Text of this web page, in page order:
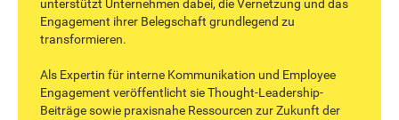
unterstützt Unternehmen dabei, die Vernetzung und das
Engagement ihrer Belegschaft grundlegend zu
transformieren.
Als Expertin für interne Kommunikation und Employee
Engagement veröffentlicht sie Thought-Leadership-
Beiträge sowie praxisnahe Ressourcen zur Zukunft der